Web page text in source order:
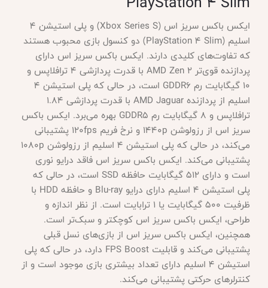
ایکس باکس سریز اس
(Xbox Series S) و پلی استیشن 4
اسلیم (PlayStation 4 Slim) دو کنسول بازی محبوب هستند
که تفاوت‌های کلیدی دارند. ایکس باکس سریز اس دارای
پردازنده قوی‌تر AMD Zen 2 با قدرت پردازشی 4 ترافلاپس و
10 گیگابایت رم GDDR6 است، در حالی که پلی استیشن 4
اسلیم از پردازنده AMD Jaguar با قدرت پردازشی 1.84
ترافلاپس و 8 گیگابایت رم GDDR5 بهره می‌برد. ایکس باکس
سریز اس از رزولوشن 1440p و نرخ فریم 120fps پشتیبانی
می‌کند، در حالی که پلی استیشن 4 اسلیم از رزولوشن 1080p
پشتیبانی می‌کند. ایکس باکس سریز اس فاقد درایو نوری
است و دارای 512 گیگابایت حافظه SSD است، در حالی که
پلی استیشن 4 اسلیم دارای درایو Blu-ray و حافظه HDD با
ظرفیت 500 گیگابایت یا 1 ترابایت است. از نظر اندازه و
طراحی، ایکس باکس سریز اس کوچکتر و سبک‌تر است.
همچنین، ایکس باکس سریز اس از بازی‌های نسل قبلی
پشتیبانی می‌کند و قابلیت FPS Boost دارد، در حالی که پلی
استیشن 4 اسلیم دارای تعداد بیشتری بازی موجود است و از
کنترلرهای حرکتی پشتیبانی می‌کند.